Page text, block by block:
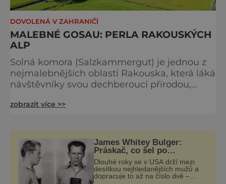
DOVOLENÁ V ZAHRANIČÍ
MALEBNÉ GOSAU: PERLA RAKOUSKÝCH
ALP
Solná komora (Salzkammergut) je jednou z
nejmalebnějších oblastí Rakouska, která láká
návštěvníky svou dechberoucí přírodou,
tradicí. Rozkládá se mezi alpskými vrcholy a
světového dědictví UNESCO díky své
jedinečné krajině a historickému významu.
Nejznámějšími perlami Solné k
zobrazit více >>
James Whitey Bulger:
Práskač, co šel po
práskačích
Dlouhé roky se v USA drží mezi
desítkou nejhledanějších mužů a
dopracuje to až na číslo dvě –